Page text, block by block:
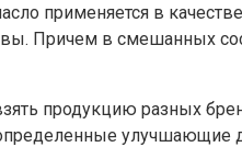
применяется в
Причем в смешанных
продукцию разных